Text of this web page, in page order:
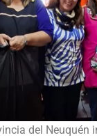
del Neuquén